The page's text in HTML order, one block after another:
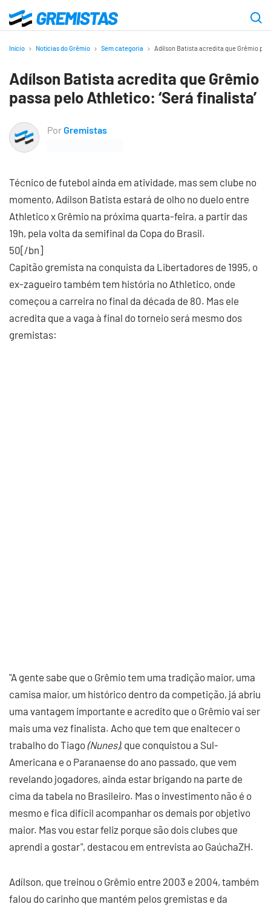
para
principal
Gremistas
Início Notícias do Grêmio Sem categoria Adílson Batista acredita que Grêmio
Adílson Batista acredita que Grêmio
passa pelo Athletico: ‘Será finalista’
PorGremistas
Técnico de futebol ainda em atividade, mas sem clube no
momento, Adílson Batista estará de olho no duelo entre
Athletico x Grêmio na próxima quarta-feira, a partir das
19h, pela volta da semifinal da Copa do Brasil.
50[/bn]
Capitão gremista na conquista da Libertadores de 1995, o
ex-zagueiro também tem história no Athletico, onde
começou a carreira no final da década de 80. Mas ele
acredita que a vaga à final do torneio será mesmo dos
gremistas:
"A gente sabe que o Grêmio tem uma tradição maior, uma
camisa maior, um histórico dentro da competição, já abriu
uma vantagem importante e acredito que o Grêmio vai ser
mais uma vez finalista. Acho que tem que enaltecer o
trabalho do Tiago(Nunes), que conquistou a Sul-
Americana e o Paranaense do ano passado, que vem
revelando jogadores, ainda estar brigando na parte de
cima da tabela no Brasileiro. Mas o investimento não é o
mesmo e fica difícil acompanhar os demais por objetivo
maior. Mas vou estar feliz porque são dois clubes que
aprendi a gostar", destacou em entrevista ao GaúchaZH.
Adílson, que treinou o Grêmio entre 2003 e 2004, também
falou do carinho que mantém pelos gremistas e da